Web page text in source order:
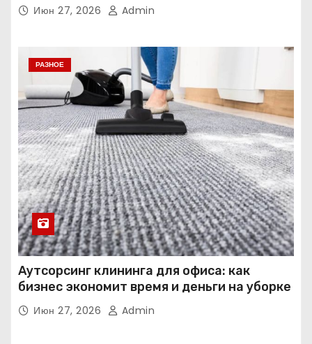
Июн 27, 2026 Admin
РАЗНОЕ
Аутсорсинг клининга для офиса: как
бизнес экономит время и деньги на уборке
Июн 27, 2026 Admin